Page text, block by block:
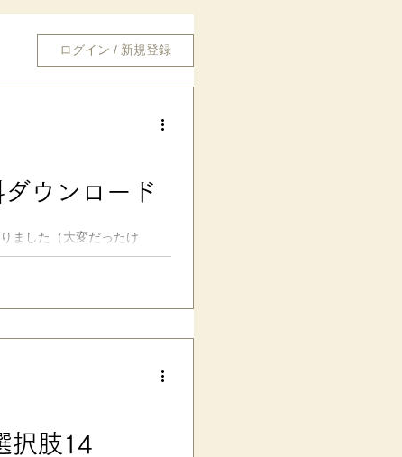
ログイン / 新規登録
ウンロード
ました（大変だったけ
が収録 されています（文
。 ※文末にダウンロードリ
物忘れのヒントなど、ご自
になる合理的配慮サポート
択肢14